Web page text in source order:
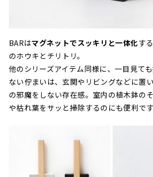
BARはマグネットでスッキリと一体化す
のホウキとチリトリ。
他のシリーズアイテム同様に、一目見て
ない佇まいは、玄関やリビングなどに置
の邪魔をしない存在感。室内の植木鉢の
や枯れ葉をサッと掃除するのにも便利です